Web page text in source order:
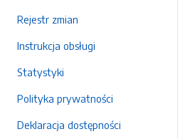
Rejestr zmian
Instrukcja obsługi
Statystyki
Polityka prywatności
Deklaracja dostępności